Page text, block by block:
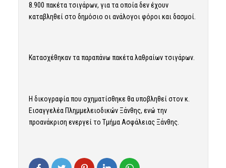
8.900 πακέτα τσιγάρων, για τα οποία δεν έχουν
καταβληθεί στο δημόσιο οι ανάλογοι φόροι και δασμοί.
Κατασχέθηκαν τα παραπάνω πακέτα λαθραίων τσιγάρων.
Η δικογραφία που σχηματίσθηκε θα υποβληθεί στον κ.
Εισαγγελέα Πλημμελειοδικών Ξάνθης, ενώ την
προανάκριση ενεργεί το Τμήμα Ασφάλειας Ξάνθης.